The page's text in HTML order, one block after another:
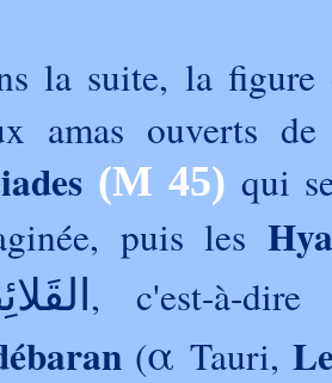
la suite, la figure
amas ouverts
(M 45) qui
puis les
, c'est-à-dire
(α Tauri,